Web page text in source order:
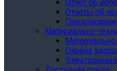
Отчет об
Отчеты об
Материально-
Охрана